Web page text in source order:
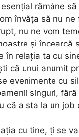
rămâne
învăța să nu ne
nu ne vom
și încearcă
în relația ta cu
că unui anumit
evenimente cu
singuri,
că a sta la un job
cu tine, ți se